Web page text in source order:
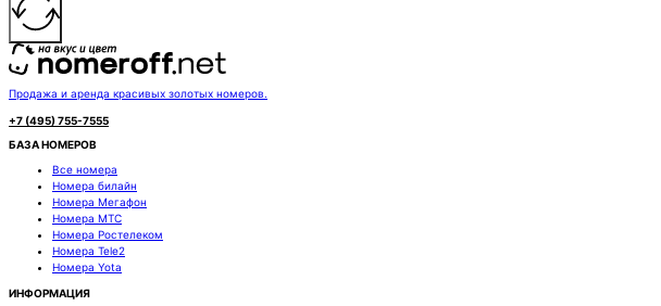
Продажа и аренда красивых золотых номеров.
+7 (495) 755-7555
БАЗА НОМЕРОВ
Все номера
Номера билайн
Номера Мегафон
Номера МТС
Номера Ростелеком
Номера Tele2
Номера Yota
ИНФОРМАЦИЯ